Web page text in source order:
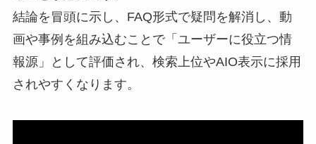
結論を冒頭に示し、FAQ形式で疑問を解消し、動
画や事例を組み込むことで「ユーザーに役立つ情
報源」として評価され、検索上位やAIO表示に採用
されやすくなります。